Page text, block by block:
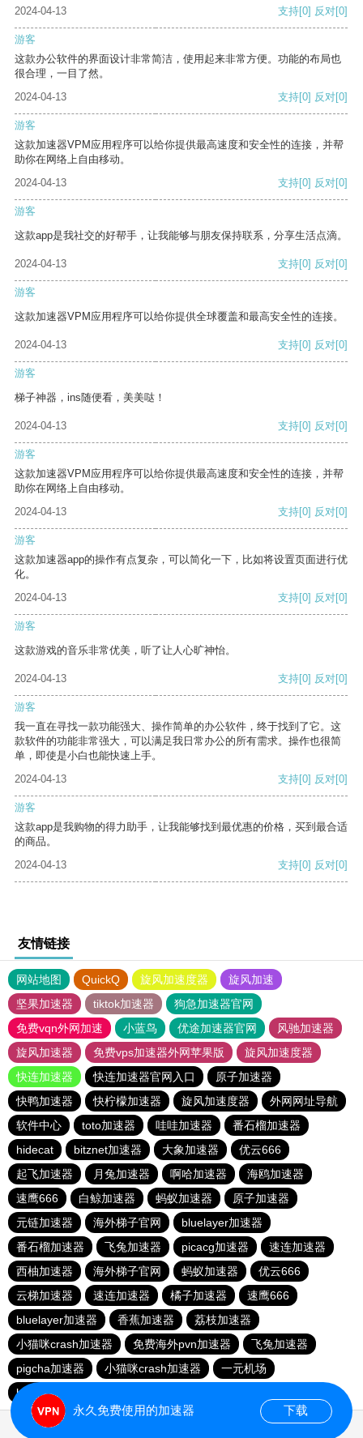
2024-04-13
支持[0] 反对[0]
游客
这款办公软件的界面设计非常简洁，使用起来非常方便。功能的布局也
很合理，一目了然。
2024-04-13
支持[0] 反对[0]
游客
这款加速器VPM应用程序可以给你提供最高速度和安全性的连接，并帮
助你在网络上自由移动。
2024-04-13
支持[0] 反对[0]
游客
这款app是我社交的好帮手，让我能够与朋友保持联系，分享生活点滴。
2024-04-13 支持[0] 反对[0]
游客
这款加速器VPM应用程序可以给你提供全球覆盖和最高安全性的连接。
2024-04-13 支持[0] 反对[0]
游客
梯子神器，ins随便看，美美哒！
2024-04-13 支持[0] 反对[0]
游客
这款加速器VPM应用程序可以给你提供最高速度和安全性的连接，并帮
助你在网络上自由移动。
2024-04-13
支持[0] 反对[0]
游客
这款加速器app的操作有点复杂，可以简化一下，比如将设置页面进行优
化。
2024-04-13
支持[0] 反对[0]
游客
这款游戏的音乐非常优美，听了让人心旷神怡。
2024-04-13 支持[0] 反对[0]
游客
我一直在寻找一款功能强大、操作简单的办公软件，终于找到了它。这
款软件的功能非常强大，可以满足我日常办公的所有需求。操作也很简
单，即使是小白也能快速上手。
2024-04-13
支持[0] 反对[0]
游客
这款app是我购物的得力助手，让我能够找到最优惠的价格，买到最合适
的商品。
2024-04-13
支持[0] 反对[0]
友情链接
网站地图 QuickQ 旋风加速度器
旋风加速
坚果加速器
tiktok加速器
狗急加速器官网
免费vqn外网加速
小蓝鸟 优途加速器官网
风驰加速器
旋风加速器
免费vps加速器外网苹果版
旋风加速度器
快连加速器
快连加速器官网入口
原子加速器
快鸭加速器
快柠檬加速器 旋风加速度器
外网网址导航
软件中心
toto加速器 哇哇加速器
番石榴加速器
hidecat
bitznet加速器 大象加速器
优云666
起飞加速器
月兔加速器 啊哈加速器
海鸥加速器
速鹰666
白鲸加速器 蚂蚁加速器
原子加速器
元链加速器
海外梯子官网
bluelayer加速器
番石榴加速器
飞兔加速器 picacg加速器
速连加速器
西柚加速器
海外梯子官网 蚂蚁加速器
优云666
云梯加速器
速连加速器 橘子加速器
速鹰666
bluelayer加速器
香蕉加速器
荔枝加速器
小猫咪crash加速器
免费海外pvn加速器
飞兔加速器
pigcha加速器
小猫咪crash加速器
一元机场
baacloud官网
永久免费使用的加速器 下载